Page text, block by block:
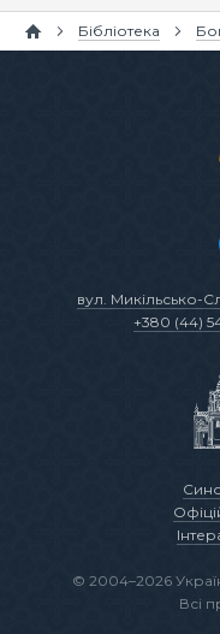
Бібліотека
вул. Микільсько-
+380 (44)
© 2004–2026
Всі